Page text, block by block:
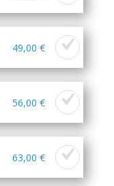
49,00 €
56,00 €
63,00 €